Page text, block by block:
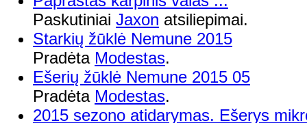
Paskutiniai Jaxon atsiliepimai.
Starkių žūklė Nemune 2015
Pradėta Modestas.
Ešerių žūklė Nemune 2015 05
Pradėta Modestas.
2015 sezono atidarymas. Ešerys